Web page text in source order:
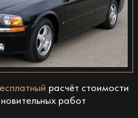
расчёт стоимости
работ